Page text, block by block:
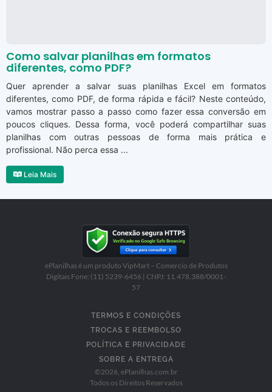
Como salvar planilhas em formatos
diferentes, como PDF?
Quer aprender a salvar suas planilhas Excel em formatos
diferentes, como PDF, de forma rápida e fácil? Neste conteúdo,
vamos mostrar passo a passo como fazer essa conversão em
poucos cliques. Dessa forma, você poderá compartilhar suas
planilhas com outras pessoas de forma mais prática e
profissional. Não perca essa ...
Leia Mais
ePlanilhas é um produto VipMart – Comercio de Produtos
Digitais Fone: (11) 5239-6456 | CNPJ: 11.478.388/0001-
57
TERMOS E CONDIÇÕES
TROCAS E REEMBOLSO
POLÍTICA E PRIVACIDADE
SOBRE A ENTREGA
©2026 , ePlanilhas.com.br
Todos os Direitos Reservados